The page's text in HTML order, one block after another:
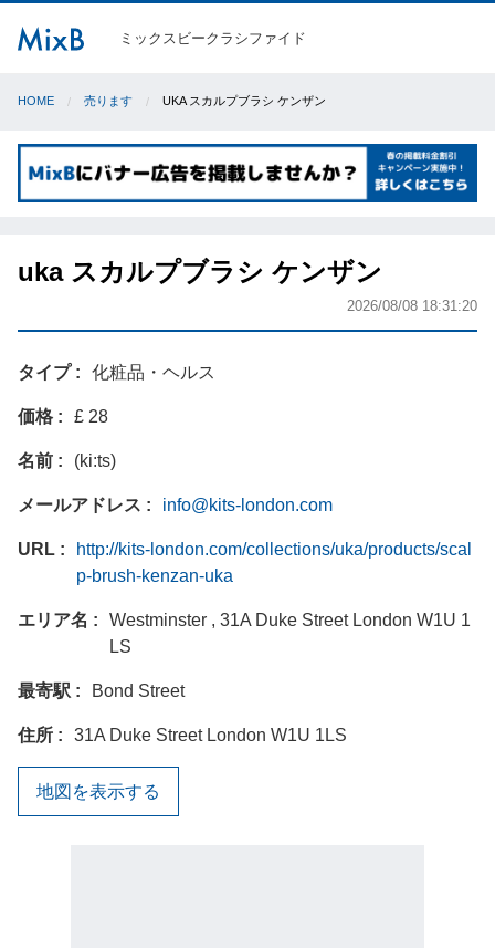
ミックスビークラシファイド
HOME 売ります UKA スカルプブラシ ケンザン
uka スカルプブラシ ケンザン
2026/08/08 18:31:20
タイプ 化粧品・ヘルス
価格 £ 28
名前 (ki:ts)
メールアドレス info@kits-london.com
URL
http://kits-london.com/collections/uka/products/scal
p-brush-kenzan-uka
エリア名
Westminster , 31A Duke Street London W1U 1
LS
最寄駅 Bond Street
住所 31A Duke Street London W1U 1LS
地図を表示する